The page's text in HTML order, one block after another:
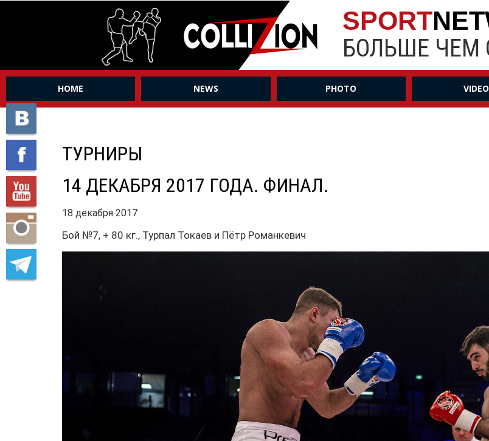
SPORT
БОЛЬШЕ ЧЕМ
HOME NEWS PHOTO VIDEO
ТУРНИРЫ
14 ДЕКАБРЯ 2017 ГОДА. ФИНАЛ.
18 декабря 2017
Бой №7, + 80 кг., Турпал Токаев и Пётр Романкевич